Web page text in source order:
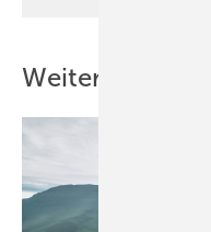
Weitere Inhalte